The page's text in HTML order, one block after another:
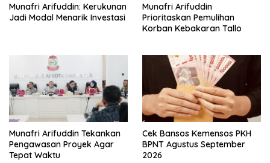
Munafri Arifuddin: Kerukunan
Jadi Modal Menarik Investasi
Munafri Arifuddin
Prioritaskan Pemulihan
Korban Kebakaran Tallo
Munafri Arifuddin Tekankan
Pengawasan Proyek Agar
Tepat Waktu
Cek Bansos Kemensos PKH
BPNT Agustus September
2026